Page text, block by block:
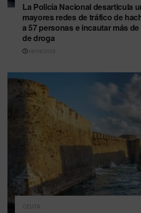
La Policía Nacional desarticula
mayores redes de tráfico de
a 57 personas e incautar más
de droga
08/08/2026
CEUTA